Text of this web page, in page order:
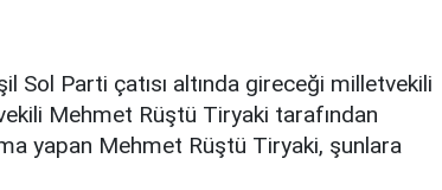
Sol Parti çatısı altında gireceği milletvekili
Mehmet Rüştü Tiryaki tarafından
yapan Mehmet Rüştü Tiryaki, şunlara